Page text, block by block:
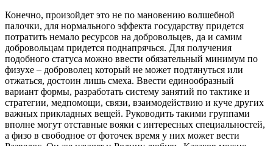
Конечно, произойдет это не по мановению волшебной
палочки, для нормального эффекта государству придется
потратить немало ресурсов на добровольцев, да и самим
добровольцам придется поднапрячься. Для получения
подобного статуса можно ввести обязательный минимум по
физухе – доброволец который не может подтянуться или
отжаться, достоин лишь смеха. Ввести единообразный
вариант формы, разработать систему занятий по тактике и
стратегии, медпомощи, связи, взаимодействию и куче других
важных прикладных вещей. Руководить такими группами
вполне могут отставные вояки с интересных специальностей,
а физо в свободное от фоточек время у них может вести